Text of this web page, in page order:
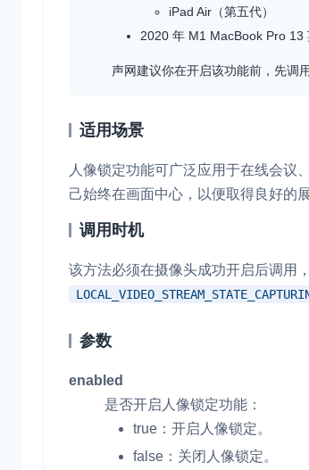
频互动功能、更大的可扩展性和更优秀的
实时消息
一整套高可靠、低时延、高并发、安全、
全球化的即时聊天云服务。
融合 CDN 直播
体播放体验最佳的 CDN 直播方案
人与人、人与物、物与物的实时互动连接
iPad Air（第五代）
2020 年 M1 MacBook Pro 13
声网建议你在开启该功能前，先调用
适用场景
人像锁定功能可广泛应用于在线会议
己始终在画面中心，以便取得良好的
调用时机
该方法必须在摄像头成功开启后调用
参数
enabled
是否开启人像锁定功能：
true ：开启人像锁定。
false ：关闭人像锁定。